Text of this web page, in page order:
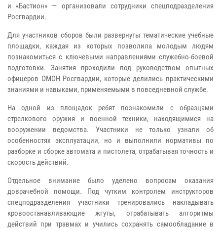
и «Бастион» — организовали сотрудники спецподразделения
Росгвардии.
Для участников сборов были развернуты тематические учебные
площадки, каждая из которых позволила молодым людям
познакомиться с ключевыми направлениями служебно-боевой
подготовки. Занятия проходили под руководством опытных
офицеров ОМОН Росгвардии, которые делились практическими
знаниями и навыками, применяемыми в повседневной службе.
На одной из площадок ребят познакомили с образцами
стрелкового оружия и военной техники, находящимися на
вооружении ведомства. Участники не только узнали об
особенностях эксплуатации, но и выполнили нормативы по
разборке и сборке автомата и пистолета, отрабатывая точность и
скорость действий.
Отдельное внимание было уделено вопросам оказания
доврачебной помощи. Под чутким контролем инструкторов
спецподразделения участники тренировались накладывать
кровоостанавливающие жгуты, отрабатывать алгоритмы
действий при травмах и учились сохранять самообладание в